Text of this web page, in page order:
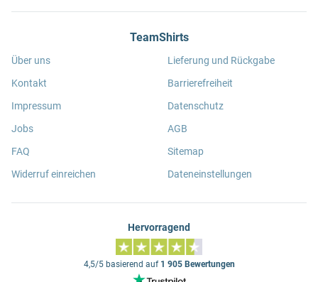
TeamShirts
Über uns
Kontakt
Impressum
Jobs
FAQ
Widerruf einreichen
Lieferung und Rückgabe
Barrierefreiheit
Datenschutz
AGB
Sitemap
Dateneinstellungen
Hervorragend
4,5/5 basierend auf 1 905 Bewertungen